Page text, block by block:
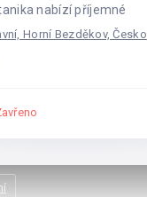
nabízí příjemné
Horní Bezděkov, Česko